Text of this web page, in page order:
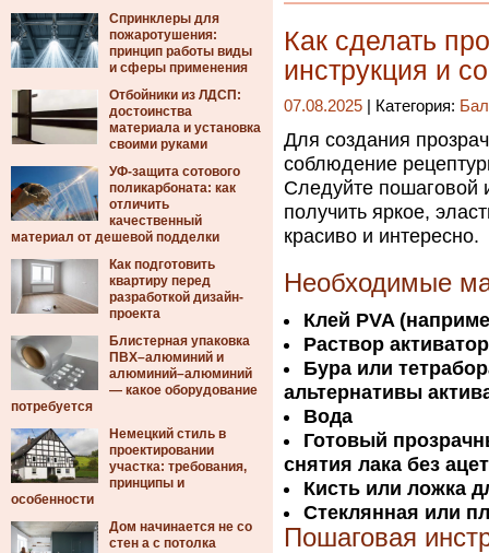
Спринклеры для
пожаротушения:
принцип работы виды
и сферы применения
Отбойники из ЛДСП:
достоинства
материала и установка
своими руками
УФ-защита сотового
поликарбоната: как
отличить
качественный
материал от дешевой подделки
Как подготовить
квартиру перед
разработкой дизайн-
проекта
Блистерная упаковка
ПВХ–алюминий и
алюминий–алюминий
— какое оборудование
потребуется
Немецкий стиль в
проектировании
участка: требования,
принципы и
особенности
Дом начинается не со
стен а с потолка
Как сделать
инструкция и
07.08.2025 | Категория:
Для создания
соблюдение
Следуйте пошаговой
получить яркое,
красиво и интересно.
Необходимые
Клей PVA
Раствор
Бура или
альтернативы
Вода
Готовый
снятия лака без
Кисть или ложка
Стеклянная или
Пошаговая